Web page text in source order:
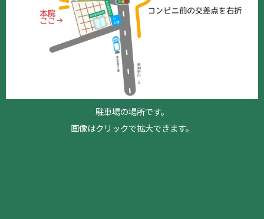
駐車場の場所です。
画像はクリックで拡大できます。